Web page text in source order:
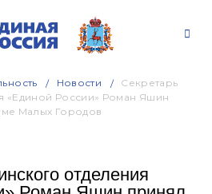
Новости
Секретарь
«Единой России» Роман Яшин
Малых Городов
отделения